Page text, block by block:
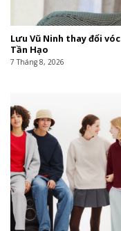
Lưu Vũ Ninh thay đổi
Tần Hạo
7 Tháng 8, 2026